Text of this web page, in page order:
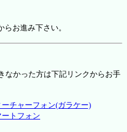
らお進み下さい。
なかった方は下記リンクからお手
チャーフォン(ガラケー)
トフォン